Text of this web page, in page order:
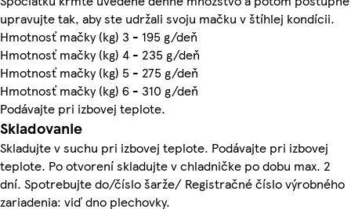
upravujte tak, aby ste udržali svoju mačku v štíhlej kondícii.
Hmotnosť mačky (kg) 3 - 195 g/deň
Hmotnosť mačky (kg) 4 - 235 g/deň
Hmotnosť mačky (kg) 5 - 275 g/deň
Hmotnosť mačky (kg) 6 - 310 g/deň
Podávajte pri izbovej teplote.
Skladovanie
Skladujte v suchu pri izbovej teplote. Podávajte pri izbovej
teplote. Po otvorení skladujte v chladničke po dobu max. 2
dní. Spotrebujte do/číslo šarže/ Registračné číslo výrobného
zariadenia: viď dno plechovky.